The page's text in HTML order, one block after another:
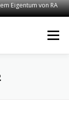
Eigentum von RA
Menü
DIRKS